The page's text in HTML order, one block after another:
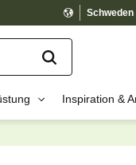
Schweden
Inspiration &